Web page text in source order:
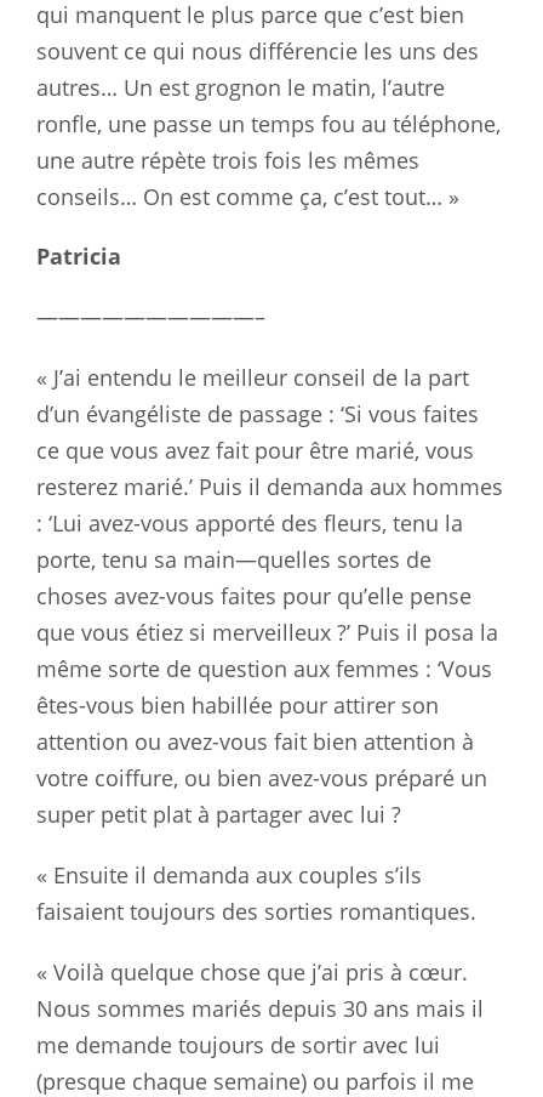
qui manquent le plus parce que c’est bien
souvent ce qui nous différencie les uns des
autres… Un est grognon le matin, l’autre
ronfle, une passe un temps fou au téléphone,
une autre répète trois fois les mêmes
conseils… On est comme ça, c’est tout… »
Patricia
——————————–
« J’ai entendu le meilleur conseil de la part
d’un évangéliste de passage : ‘Si vous faites
ce que vous avez fait pour être marié, vous
resterez marié.’ Puis il demanda aux hommes
: ‘Lui avez-vous apporté des fleurs, tenu la
porte, tenu sa main—quelles sortes de
choses avez-vous faites pour qu’elle pense
que vous étiez si merveilleux ?’ Puis il posa la
même sorte de question aux femmes : ‘Vous
êtes-vous bien habillée pour attirer son
attention ou avez-vous fait bien attention à
votre coiffure, ou bien avez-vous préparé un
super petit plat à partager avec lui ?
« Ensuite il demanda aux couples s’ils
faisaient toujours des sorties romantiques.
« Voilà quelque chose que j’ai pris à cœur.
Nous sommes mariés depuis 30 ans mais il
me demande toujours de sortir avec lui
(presque chaque semaine) ou parfois il me